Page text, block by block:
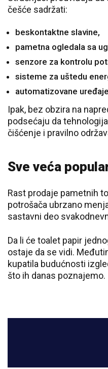
češće sadržati:
beskontaktne slavine,
pametna ogledala sa
senzore za kontrolu
sisteme za uštedu
automatizovane
Ipak, bez obzira na
podsećaju da
čišćenje i pravilno
Sve veća
Rast prodaje pametnih
potrošača ubrzano
sastavni deo
Da li će toalet papir
ostaje da se vidi.
kupatila budućnosti
što ih danas poznajemo.